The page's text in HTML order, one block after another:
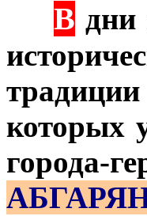
В дни
которых
города-